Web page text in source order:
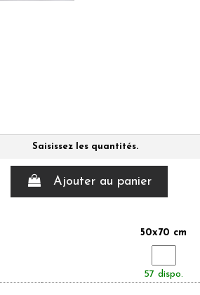
Saisissez les quantités.
Ajouter au panier
50x70 cm
57 dispo.